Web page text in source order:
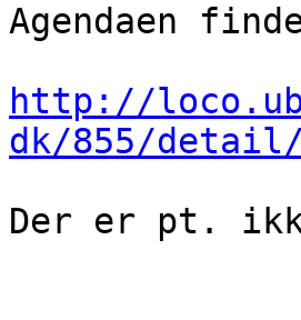
Agendaen
http://
dk/855/detail/
Der er pt.